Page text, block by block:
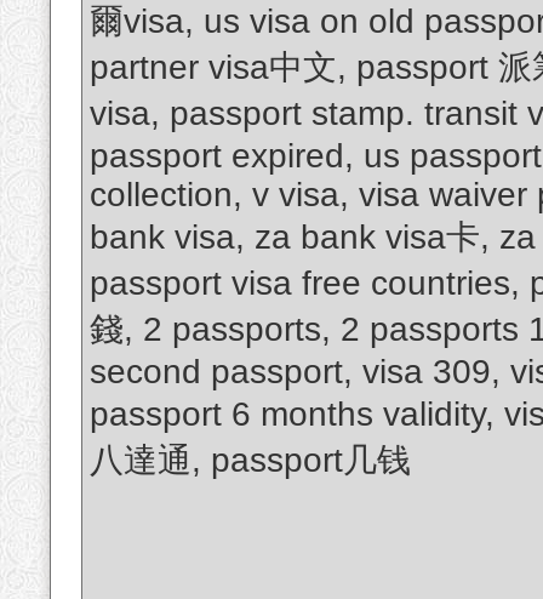
爾visa, us visa on old
partner visa中文, passport
visa, passport stamp. transit
passport expired, us
collection, v visa, visa
bank visa, za bank visa卡,
passport visa free countries,
錢, 2 passports, 2 passports
second passport, visa 309,
passport 6 months validity,
八達通, passport几钱